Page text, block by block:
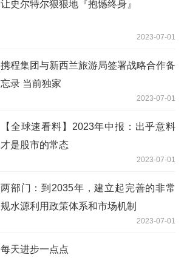
让史尔特尔狠狠地『抱憾终身』
2023-07-01
携程集团与新西兰旅游局签署战略合作备
忘录 当前独家
2023-07-01
【全球速看料】2023年中报：出乎意料
才是股市的常态
2023-07-01
两部门：到2035年，建立起完善的非常
规水源利用政策体系和市场机制
2023-07-01
每天进步一点点